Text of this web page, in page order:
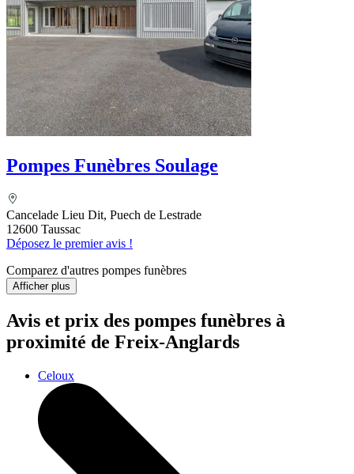
Pompes Funèbres Soulage
Cancelade Lieu Dit, Puech de Lestrade
12600 Taussac
Déposez le premier avis !
Comparez d'autres pompes funèbres
Afficher plus
Avis et prix des pompes funèbres à
proximité de Freix-Anglards
Celoux